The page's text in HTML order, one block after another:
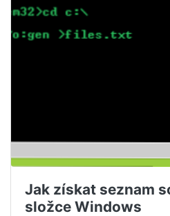
Jak získat seznam
složce Windows